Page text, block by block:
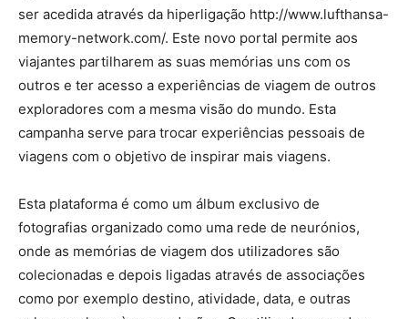
ser acedida através da hiperligação http://www.lufthansa-
memory-network.com/. Este novo portal permite aos
viajantes partilharem as suas memórias uns com os
outros e ter acesso a experiências de viagem de outros
exploradores com a mesma visão do mundo. Esta
campanha serve para trocar experiências pessoais de
viagens com o objetivo de inspirar mais viagens.
Esta plataforma é como um álbum exclusivo de
fotografias organizado como uma rede de neurónios,
onde as memórias de viagem dos utilizadores são
colecionadas e depois ligadas através de associações
como por exemplo destino, atividade, data, e outras